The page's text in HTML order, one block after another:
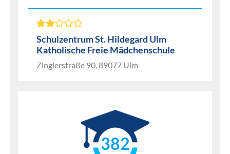
Schulzentrum St. Hildegard Ulm
Katholische Freie Mädchenschule
Zinglerstraße 90, 89077 Ulm
382